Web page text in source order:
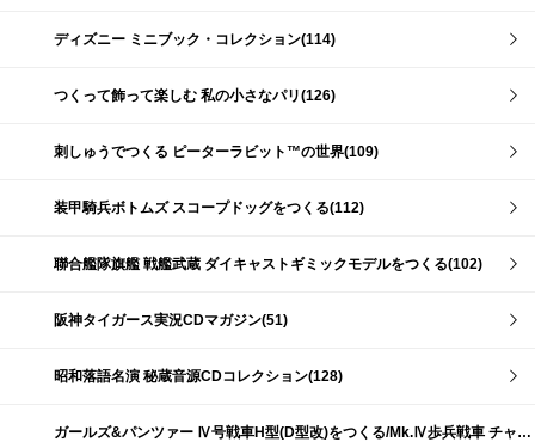
ディズニー ミニブック・コレクション(114)
つくって飾って楽しむ 私の小さなパリ(126)
刺しゅうでつくる ピーターラビット™の世界(109)
装甲騎兵ボトムズ スコープドッグをつくる(112)
聯合艦隊旗艦 戦艦武蔵 ダイキャストギミックモデルをつくる(102)
阪神タイガース実況CDマガジン(51)
昭和落語名演 秘蔵音源CDコレクション(128)
ガールズ&パンツァー Ⅳ号戦車H型(D型改)をつくる/Mk.Ⅳ歩兵戦車 チャーチルMk.Ⅶをつくる(191)